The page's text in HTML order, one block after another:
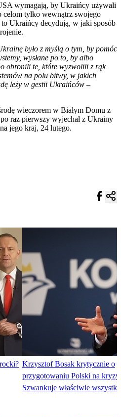
wymagają, by Ukraińcy używali
celom tylko wewnątrz swojego
Ukraińcy decydują, w jaki sposób
było z myślą o tym, by pomóc
wysłane po to, by albo
obronili te, które wyzwolili z rąk
na polu bitwy, w jakich
leży w gestii Ukraińców –
wieczorem w Białym Domu z
raz pierwszy wyjechał z Ukrainy
jego kraj, 24 lutego.
Krzysztof Bosak krytycznie o
przygotowaniu Polski na
Szwankuje właściwie wszystko